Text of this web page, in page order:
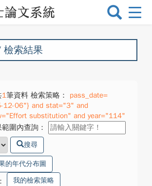
選
換
索結果
1筆資料 檢索策略：
pass_date=
06"} and stat="3" and
substitution" and year="114"
圍內查詢：
搜尋
的年代分布圖
： 我的檢索策略